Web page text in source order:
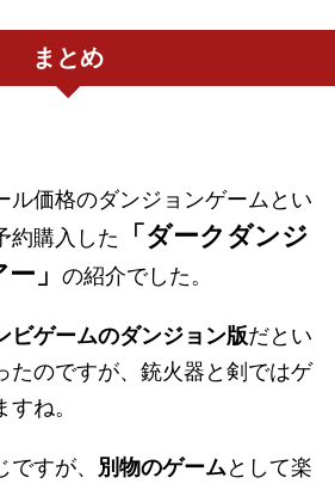
まとめ
ル価格のダンジョンゲームとい
約購入した
「ダークダンジ
」 の紹介でした。
ビゲームのダンジョン版だとい
たのですが、銃火器と剣ではゲ
ね。
すが、 別物のゲームとして楽